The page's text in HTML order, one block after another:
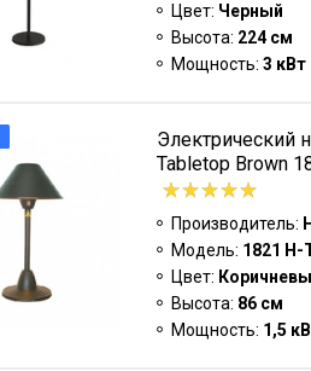
Цвет: Черный
Высота: 224 см
Мощность: 3 кВт
Электрический
Tabletop Brown
Производитель:
Модель: 1821 H-
Цвет:
Высота: 86 см
Мощность: 1,5